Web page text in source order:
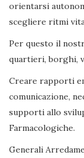
orientarsi
scegliere ritmi
Per questo il
quartieri, borghi,
Creare rapporti
comunicazione,
supporti allo
Farmacologiche.
Generali